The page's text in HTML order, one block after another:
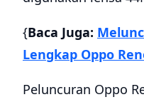
{Baca Juga:
Lengkap Oppo
Peluncuran Oppo